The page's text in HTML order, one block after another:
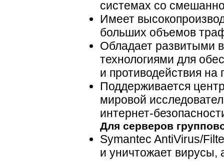
системах со
Имеет
больших объемов
Обладает развитыми
технологиями для
и противодействия
Поддерживается
мировой
интернет-
Для серверов
Symantec AntiVirus/
и уничтожает вирусы,